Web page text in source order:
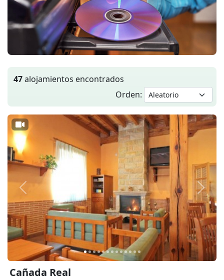
47alojamientos encontrados
Orden:
Anterior
Cañada Real